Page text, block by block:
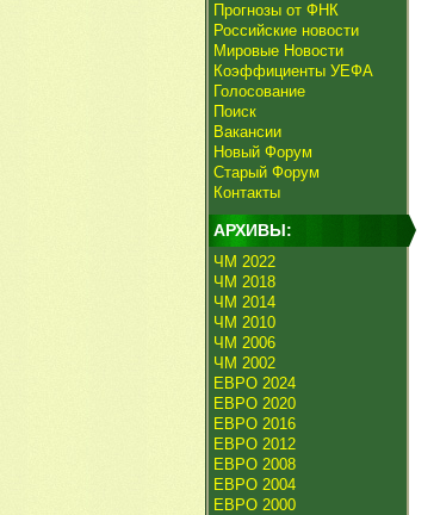
Прогнозы от ФНК
Российские новости
Мировые Новости
Коэффициенты УЕФА
Голосование
Поиск
Вакансии
Новый Форум
Старый Форум
Контакты
АРХИВЫ:
ЧМ 2022
ЧМ 2018
ЧМ 2014
ЧМ 2010
ЧМ 2006
ЧМ 2002
ЕВРО 2024
ЕВРО 2020
ЕВРО 2016
ЕВРО 2012
ЕВРО 2008
ЕВРО 2004
ЕВРО 2000